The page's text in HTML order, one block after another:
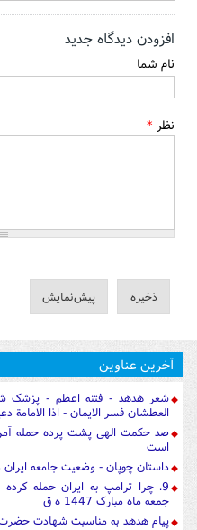
افزودن دیدگاه جدید
نام شما
نظر *
آخرین عناوین
شعر هدهد - فتنه اعظم - پزشک
العطشان فسر الایمان - اذا الامامة
صد حکمت الهی پشت پرده حمله
است
داستان چوپان - وضعیت جامعه ایران
جمعه ماه مبارک 1447 ه ق
پیام هدهد به مناسبت شهادت حضرت